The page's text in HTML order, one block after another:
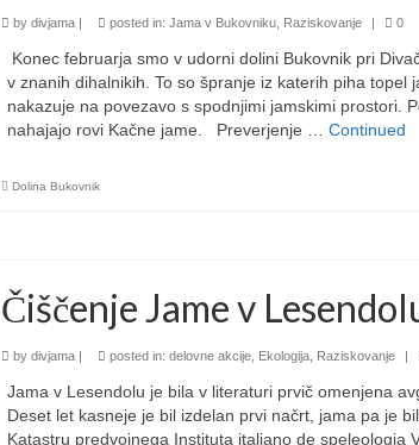
by divjama| posted in: Jama v Bukovniku, Raziskovanje | 0
Konec februarja smo v udorni dolini Bukovnik pri
v znanih dihalnikih. To so špranje iz katerih piha topel
nakazuje na povezavo s spodnjimi jamskimi prostori.
nahajajo rovi Kačne jame. Preverjenje … Continued
Dolina Bukovnik
Čiščenje Jame v
by divjama| posted in: delovne akcije, Ekologija, Raziskovanje |
Jama v Lesendolu je bila v literaturi prvič omenjena
Deset let kasneje je bil izdelan prvi načrt, jama pa je
Katastru predvojnega Instituta italiano de speleologia